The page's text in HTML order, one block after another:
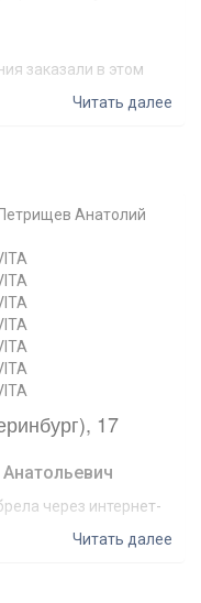
заказали в этом
офисное
Оттенок в реальности
сотрудничать
Читать далее
17
через интернет-
что товар
Для нас это
поблагодарить
Читать далее